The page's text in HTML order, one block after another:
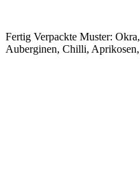
Fertig Verpackte Muster:
Auberginen, Chilli,